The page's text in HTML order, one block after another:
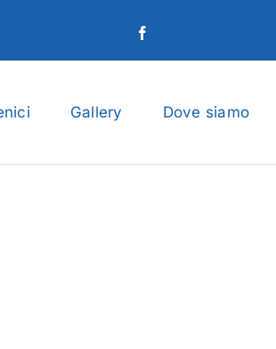
Gallery Dove siamo